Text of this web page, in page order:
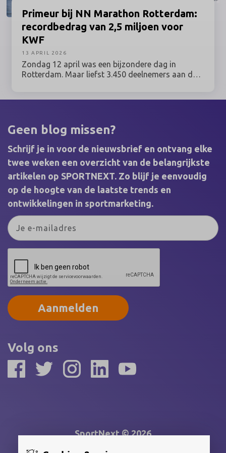
Primeur bij NN Marathon Rotterdam:
recordbedrag van 2,5 miljoen voor
KWF
Zondag 12 april was een bijzondere dag in
Rotterdam. Maar liefst 3.450 deelnemers aan de
opbrengst maakt KWF Kankerbestrijding
kankeronderzoek, zorg en ondersteuning mogelijk
voor iedereen die geraakt is door kanker.
13 APRIL 2026
Geen blog missen?
Schrijf je in voor de nieuwsbrief en ontvang elke
twee weken een overzicht van de belangrijkste
artikelen op SPORTNEXT. Zo blijf je eenvoudig
op de hoogte van de laatste trends en
ontwikkelingen in sportmarketing.
Aanmelden
Volg ons
SportNext © 2026